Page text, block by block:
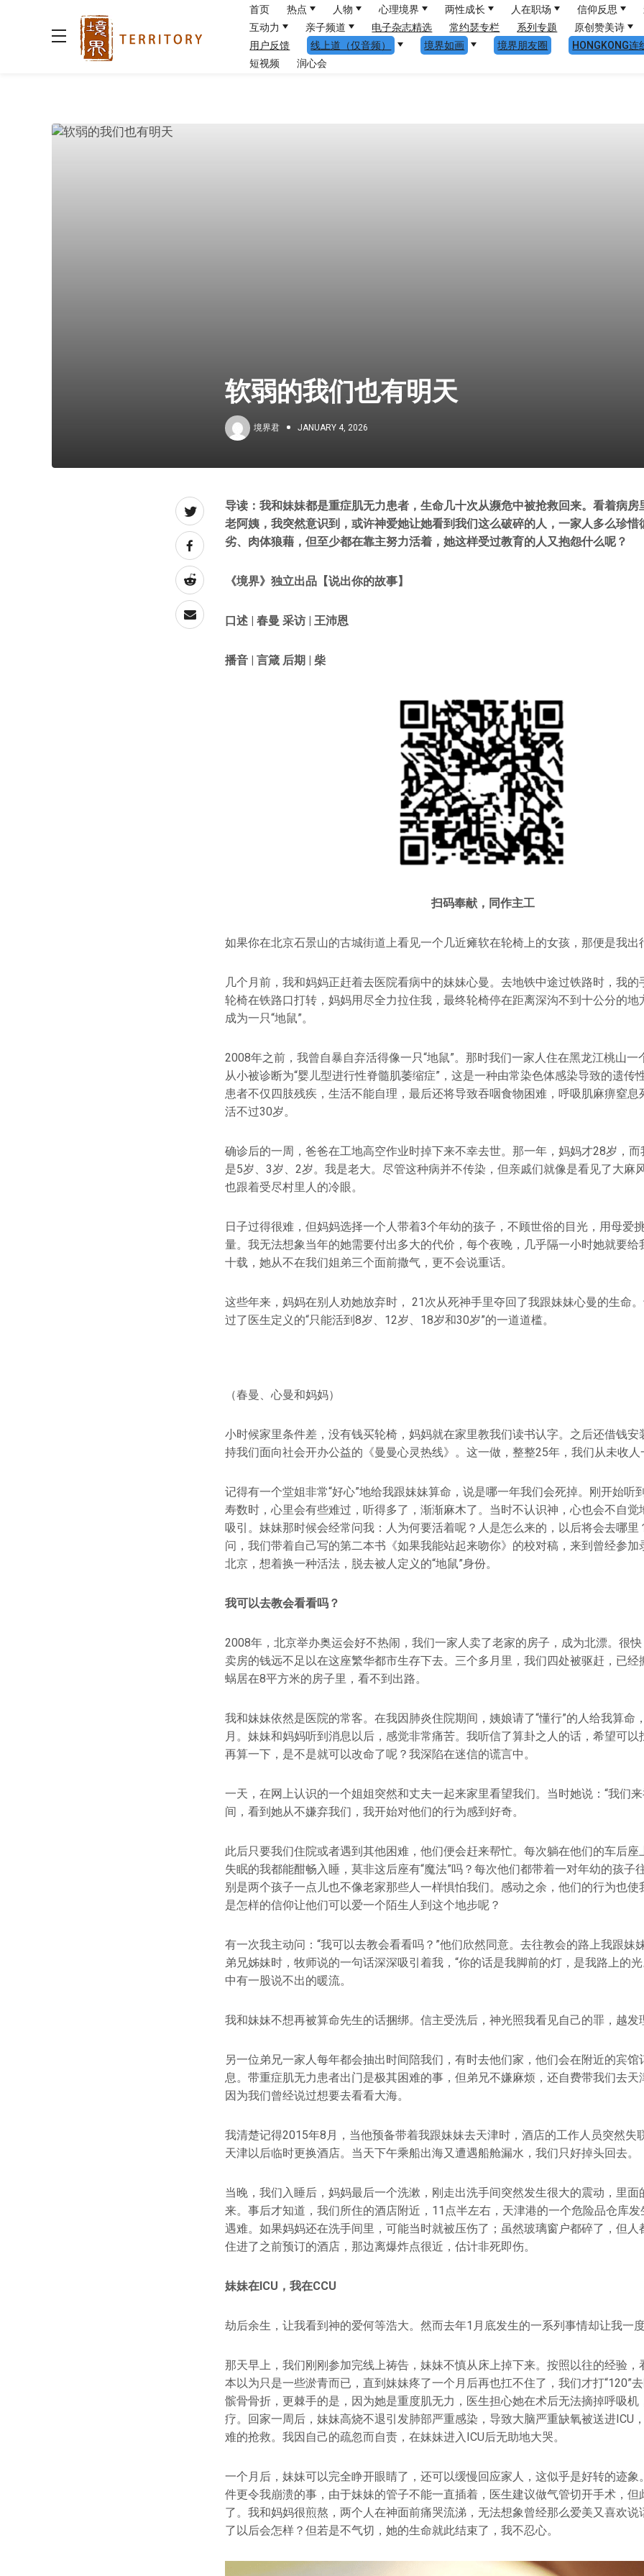
首页 热点 人物 心理境界 两性成长 人在职场 信仰反思
互动力
亲子频道 电子杂志精选 常约瑟专栏 系列专题 原创赞美诗
用户反馈
线上道（仅音频） 境界如画 境界朋友圈
HONGKONG连
短视频
润心会
软弱的我们也有明天
境界君 JANUARY 4, 2026
导读：我和妹妹都是重症肌无力患者，生命几十次从濒危中被抢救回来。看着病房
老阿姨，我突然意识到，或许神爱她让她看到我们这么破碎的人，一家人多么珍惜
劣、肉体狼藉，但至少都在靠主努力活着，她这样受过教育的人又抱怨什么呢？
《境界》独立出品【说出你的故事】
口述 | 春曼 采访 | 王沛恩
播音 | 言箴 后期 | 柴
扫码奉献，同作主工
如果你在北京石景山的古城街道上看见一个几近瘫软在轮椅上的女孩，那便是我出
几个月前，我和妈妈正赶着去医院看病中的妹妹心曼。去地铁中途过铁路时，我的
轮椅在铁路口打转，妈妈用尽全力拉住我，最终轮椅停在距离深沟不到十公分的地
成为一只“地鼠”。
2008年之前，我曾自暴自弃活得像一只“地鼠”。那时我们一家人住在黑龙江桃山一
从小被诊断为“婴儿型进行性脊髓肌萎缩症”，这是一种由常染色体感染导致的遗传
患者不仅四肢残疾，生活不能自理，最后还将导致吞咽食物困难，呼吸肌麻痹窒息
活不过30岁。
确诊后的一周，爸爸在工地高空作业时掉下来不幸去世。那一年，妈妈才28岁，而
是5岁、3岁、2岁。我是老大。尽管这种病并不传染，但亲戚们就像是看见了大麻
也跟着受尽村里人的冷眼。
日子过得很难，但妈妈选择一个人带着3个年幼的孩子，不顾世俗的目光，用母爱
量。我无法想象当年的她需要付出多大的代价，每个夜晚，几乎隔一小时她就要给
十载，她从不在我们姐弟三个面前撒气，更不会说重话。
这些年来，妈妈在别人劝她放弃时， 21次从死神手里夺回了我跟妹妹心曼的生命
过了医生定义的“只能活到8岁、12岁、18岁和30岁”的一道道槛。
（春曼、心曼和妈妈）
小时候家里条件差，没有钱买轮椅，妈妈就在家里教我们读书认字。之后还借钱安
持我们面向社会开办公益的《曼曼心灵热线》。这一做，整整25年，我们从未收人
记得有一个堂姐非常“好心”地给我跟妹妹算命，说是哪一年我们会死掉。刚开始听
寿数时，心里会有些难过，听得多了，渐渐麻木了。当时不认识神，心也会不自觉
吸引。妹妹那时候会经常问我：人为何要活着呢？人是怎么来的，以后将会去哪里
问，我们带着自己写的第二本书《如果我能站起来吻你》的校对稿，来到曾经参加
北京，想着换一种活法，脱去被人定义的“地鼠”身份。
我可以去教会看看吗？
2008年，北京举办奥运会好不热闹，我们一家人卖了老家的房子，成为北漂。很快
卖房的钱远不足以在这座繁华都市生存下去。三个多月里，我们四处被驱赶，已经
蜗居在8平方米的房子里，看不到出路。
我和妹妹依然是医院的常客。在我因肺炎住院期间，姨娘请了“懂行”的人给我算命
月。妹妹和妈妈听到消息以后，感觉非常痛苦。我听信了算卦之人的话，希望可以
再算一下，是不是就可以改命了呢？我深陷在迷信的谎言中。
一天，在网上认识的一个姐姐突然和丈夫一起来家里看望我们。当时她说：“我们
间，看到她从不嫌弃我们，我开始对他们的行为感到好奇。
此后只要我们住院或者遇到其他困难，他们便会赶来帮忙。每次躺在他们的车后座
失眠的我都能酣畅入睡，莫非这后座有“魔法”吗？每次他们都带着一对年幼的孩子
别是两个孩子一点儿也不像老家那些人一样惧怕我们。感动之余，他们的行为也使
是怎样的信仰让他们可以爱一个陌生人到这个地步呢？
有一次我主动问：“我可以去教会看看吗？”他们欣然同意。去往教会的路上我跟妹
弟兄姊妹时，牧师说的一句话深深吸引着我，“你的话是我脚前的灯，是我路上的
中有一股说不出的暖流。
我和妹妹不想再被算命先生的话捆绑。信主受洗后，神光照我看见自己的罪，越发
另一位弟兄一家人每年都会抽出时间陪我们，有时去他们家，他们会在附近的宾馆
息。带重症肌无力患者出门是极其困难的事，但弟兄不嫌麻烦，还自费带我们去天
因为我们曾经说过想要去看看大海。
我清楚记得2015年8月，当他预备带着我跟妹妹去天津时，酒店的工作人员突然失
天津以后临时更换酒店。当天下午乘船出海又遭遇船舱漏水，我们只好掉头回去。
当晚，我们入睡后，妈妈最后一个洗漱，刚走出洗手间突然发生很大的震动，里面
来。事后才知道，我们所住的酒店附近，11点半左右，天津港的一个危险品仓库发
遇难。如果妈妈还在洗手间里，可能当时就被压伤了；虽然玻璃窗户都碎了，但人
住进了之前预订的酒店，那边离爆炸点很近，估计非死即伤。
妹妹在ICU，我在CCU
劫后余生，让我看到神的爱何等浩大。然而去年1月底发生的一系列事情却让我一
那天早上，我们刚刚参加完线上祷告，妹妹不慎从床上掉下来。按照以往的经验，
本以为只是一些淤青而已，直到妹妹疼了一个月后再也扛不住了，我们才打“120”
髌骨骨折，更棘手的是，因为她是重度肌无力，医生担心她在术后无法摘掉呼吸机
疗。回家一周后，妹妹高烧不退引发肺部严重感染，导致大脑严重缺氧被送进ICU
难的抢救。我因自己的疏忽而自责，在妹妹进入ICU后无助地大哭。
一个月后，妹妹可以完全睁开眼睛了，还可以缓慢回应家人，这似乎是好转的迹象
件更令我崩溃的事，由于妹妹的管子不能一直插着，医生建议做气管切开手术，但
了。我和妈妈很煎熬，两个人在神面前痛哭流涕，无法想象曾经那么爱美又喜欢说
了以后会怎样？但若是不气切，她的生命就此结束了，我不忍心。